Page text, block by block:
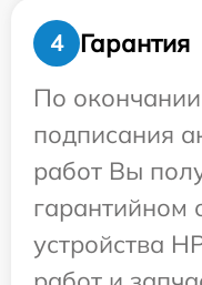
4
Гарантия
По
подписания
работ Вы
гарантийном
устройства